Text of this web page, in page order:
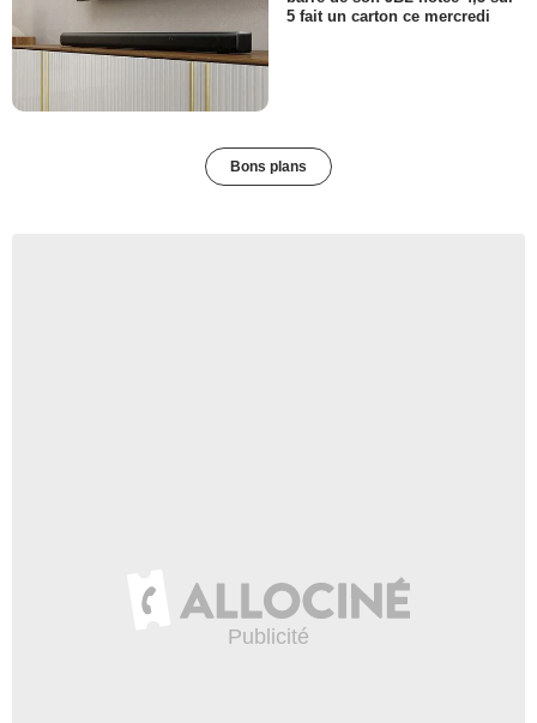
5 fait un carton ce mercredi
Bons plans